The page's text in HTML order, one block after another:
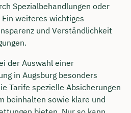
Spezialbehandlungen oder
weiteres wichtiges
und Verständlichkeit
der Auswahl einer
in Augsburg besonders
Tarife spezielle Absicherungen
beinhalten sowie klare und